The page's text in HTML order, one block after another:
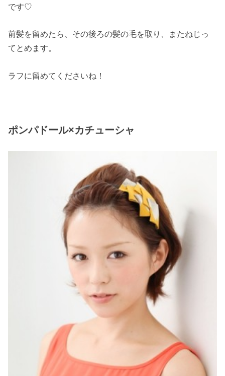
です♡
前髪を留めたら、その後ろの髪の毛を取り、またねじっ
てとめます。
ラフに留めてくださいね！
ポンパドール×カチューシャ